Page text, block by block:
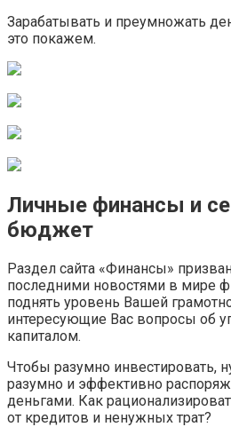
Зарабатывать и преумножать
это покажем.
Личные финансы и
бюджет
Раздел сайта «Финансы»
последними новостями в мире
поднять уровень Вашей
интересующие Вас вопросы об
капиталом.
Чтобы разумно инвестировать,
разумно и эффективно
деньгами. Как
от кредитов и ненужных трат?